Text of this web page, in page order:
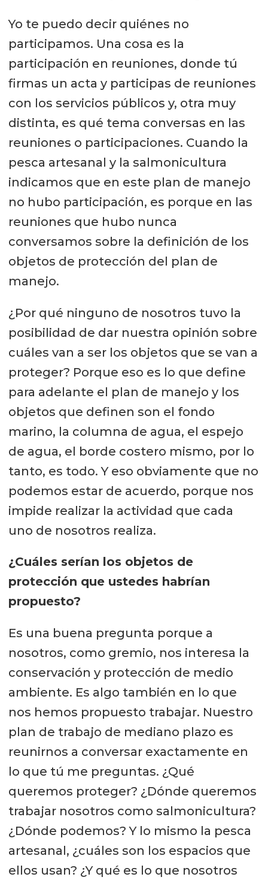
Yo te puedo decir quiénes no
participamos. Una cosa es la
participación en reuniones, donde tú
firmas un acta y participas de reuniones
con los servicios públicos y, otra muy
distinta, es qué tema conversas en las
reuniones o participaciones. Cuando la
pesca artesanal y la salmonicultura
indicamos que en este plan de manejo
no hubo participación, es porque en las
reuniones que hubo nunca
conversamos sobre la definición de los
objetos de protección del plan de
manejo.
¿Por qué ninguno de nosotros tuvo la
posibilidad de dar nuestra opinión sobre
cuáles van a ser los objetos que se van a
proteger? Porque eso es lo que define
para adelante el plan de manejo y los
objetos que definen son el fondo
marino, la columna de agua, el espejo
de agua, el borde costero mismo, por lo
tanto, es todo. Y eso obviamente que no
podemos estar de acuerdo, porque nos
impide realizar la actividad que cada
uno de nosotros realiza.
¿Cuáles serían los objetos de
protección que ustedes habrían
propuesto?
Es una buena pregunta porque a
nosotros, como gremio, nos interesa la
conservación y protección de medio
ambiente. Es algo también en lo que
nos hemos propuesto trabajar. Nuestro
plan de trabajo de mediano plazo es
reunirnos a conversar exactamente en
lo que tú me preguntas. ¿Qué
queremos proteger? ¿Dónde queremos
trabajar nosotros como salmonicultura?
¿Dónde podemos? Y lo mismo la pesca
artesanal, ¿cuáles son los espacios que
ellos usan? ¿Y qué es lo que nosotros